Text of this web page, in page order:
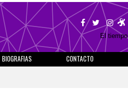
El
BIOGRAFIAS CONTACTO